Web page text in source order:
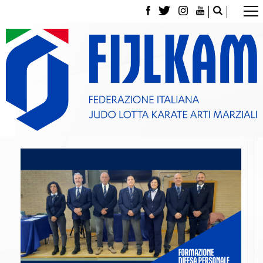
La Federazione
Tesseramento
Contatti
Norme e modulistica Affiliazioni e Tesseramenti
Classifica Società Sportive con più di 100 atleti
tesserati
Gare e Risultati
Dove siamo
Media
Partners
Trasparenza
Judo
La disciplina
News
Attività Didattica